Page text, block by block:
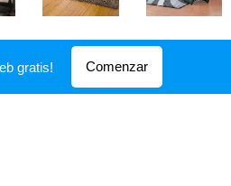
gratis! Comenzar